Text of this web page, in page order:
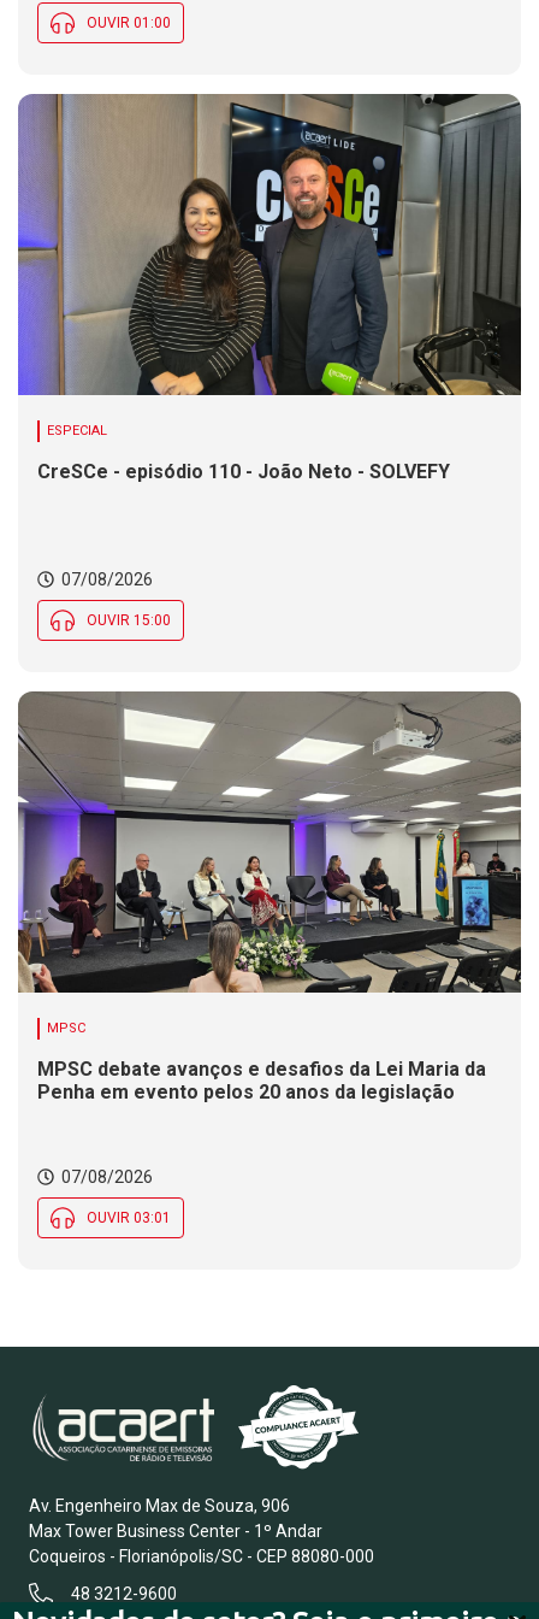
OUVIR 01:00
ESPECIAL
CreSCe - episódio 110 - João Neto - SOLVEFY
07/08/2026
OUVIR 15:00
MPSC
MPSC debate avanços e desafios da Lei Maria da
Penha em evento pelos 20 anos da legislação
07/08/2026
OUVIR 03:01
Av. Engenheiro Max de Souza, 906
Max Tower Business Center - 1º Andar
Coqueiros - Florianópolis/SC - CEP 88080-000
48 3212-9600